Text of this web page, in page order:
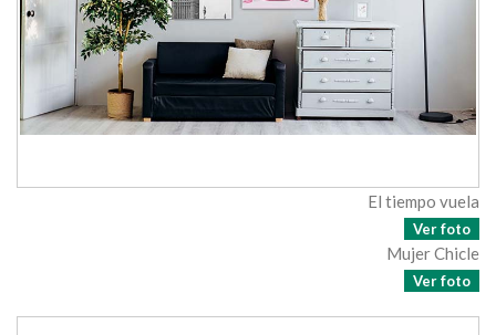
El tiempo vuela
Ver foto
Mujer Chicle
Ver foto